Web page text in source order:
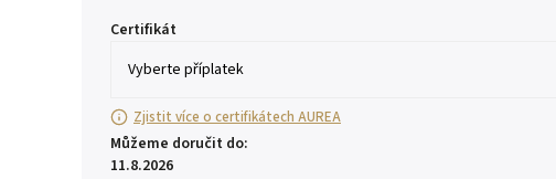
Certifikát
Zjistit více o certifikátech AUREA
Můžeme doručit do:
11.8.2026